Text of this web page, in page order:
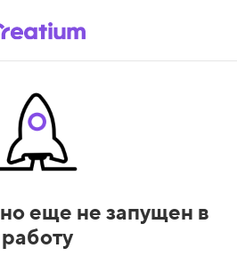
но еще не запущен в
работу